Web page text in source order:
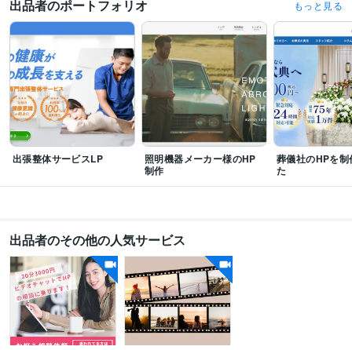
プログラミング言語・フレームワーク
CSS:3年 HTML:3年JavaScript:3年PHP:3年
ビジネス・クリエイティブツール
WordPress:3年Excel:10年Google スプレッドシート:10年
Google スライド:10年Google ドキュメント:10年Keynote:3年Numbers:3年
Pages:3年PowerPoint:10年Word:10年BASE:1年EC-CUBE:1年Shopify:2年
STORES:1年
得意分野
コーディング・CMS導入
Web ビジネス ホームページ IT
語学力
英語 ビジネスレベル
出品者のポートフォリオ もっと見る
出張整体サービスLP
照明機器メーカー様のHP
制作
葬儀社のHPを制
た
出品者のその他の人気サービス